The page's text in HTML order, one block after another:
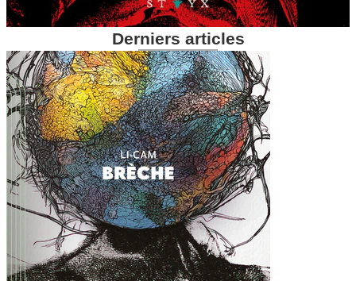
Derniers articles